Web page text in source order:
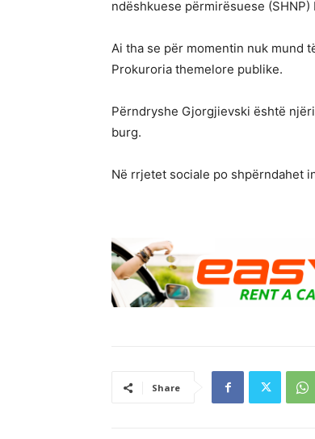
ndëshkuese përmirësuese
Ai tha se për momentin nuk mund
Prokuroria themelore publike.
Përndryshe Gjorgjievski është
burg.
Në rrjetet sociale po shpërndahet
Share